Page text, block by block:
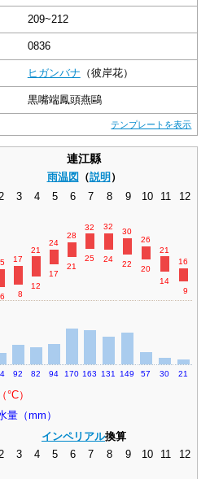
209~212
0836
ヒガンバナ （彼岸花）
黒嘴端鳳頭燕鷗
テンプレートを表示
連江縣
雨温図 （説明 ）
3 4 5 6 7 8 9 10 11 12
6
92
17
8
82
21
12
94
24
17
170
28
21
163
32
25
131
32
24
149
30
22
57
26
20
30
21
14
21
16
9
°C）
量（mm）
インペリアル換算
3 4 5 6 7 8 9 10 11 12